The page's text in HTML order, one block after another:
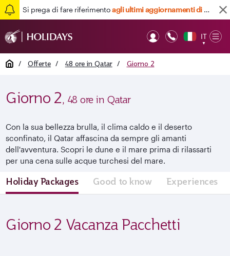
Si prega di fare riferimentoagli ultimi aggiornamenti di viaggio qui
IT
▼
Home / Offerte / 48 ore in Qatar / Giorno 2
Giorno 2, 48 ore in Qatar
Con la sua bellezza brulla, il clima caldo e il deserto
sconfinato, il Qatar affascina da sempre gli amanti
dell'avventura. Scopri le dune e il mare prima di rilassarti
per una cena sulle acque turchesi del mare.
Holiday Packages Good to know Experiences
Giorno 2 Vacanza Pacchetti